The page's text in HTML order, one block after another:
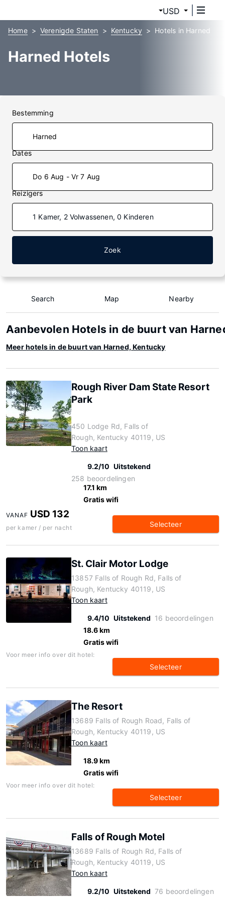
USD
Home Verenigde Staten Kentucky Hotels in Harned
Harned Hotels
Bestemming
Dates
Do 6 Aug - Vr 7 Aug
Reizigers
1 Kamer, 2 Volwassenen, 0 Kinderen
Zoek
Search Map Nearby
Aanbevolen Hotels in de buurt van
Meer hotels in de buurt van Harned, Kentucky
Rough River Dam State Resort
Park
450 Lodge Rd, Falls of
Rough, Kentucky 40119, US
Toon kaart
9.2/10 Uitstekend
258 beoordelingen
17.1 km
Gratis wifi
VANAF USD 132
per kamer / per nacht Selecteer
St. Clair Motor Lodge
13857 Falls of Rough Rd, Falls of
Rough, Kentucky 40119, US
Toon kaart
9.4/10 Uitstekend 16 beoordelingen
18.6 km
Gratis wifi
Voor meer info over dit hotel:
Selecteer
The Resort
13689 Falls of Rough Road, Falls of
Rough, Kentucky 40119, US
Toon kaart
18.9 km
Gratis wifi
Voor meer info over dit hotel:
Selecteer
Falls of Rough Motel
13689 Falls of Rough Rd, Falls of
Rough, Kentucky 40119, US
Toon kaart
9.2/10 Uitstekend 76 beoordelingen